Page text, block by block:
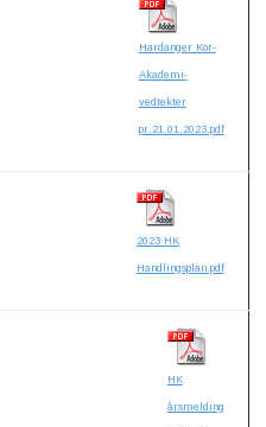
Hardanger Kor-
Akademi-
vedtekter
pr.21.01.2023.pdf
2023 HK
Handlingsplan.pdf
HK
årsmelding